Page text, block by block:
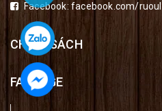
Facebook: facebook.com/
CHÍNH SÁCH
FANPAGE